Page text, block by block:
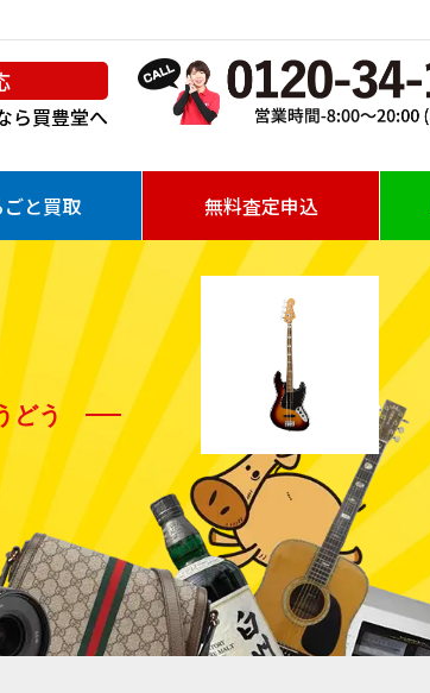
ら買豊堂へ
ごと買取 無料査定申込
どう